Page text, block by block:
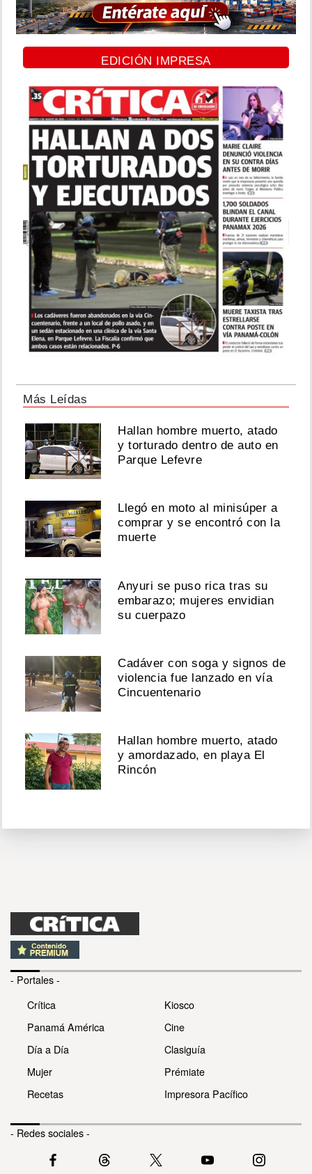
EDICIÓN IMPRESA
Más Leídas
Hallan hombre muerto, atado
y torturado dentro de auto en
Parque Lefevre
Llegó en moto al minisúper a
comprar y se encontró con la
muerte
Anyuri se puso rica tras su
embarazo; mujeres envidian
su cuerpazo
Cadáver con soga y signos de
violencia fue lanzado en vía
Cincuentenario
Hallan hombre muerto, atado
y amordazado, en playa El
Rincón
- Portales -
Crítica
Panamá América
Día a Día
Mujer
Recetas
Kiosco
Cine
Clasiguía
Prémiate
Impresora Pacífico
- Redes sociales -